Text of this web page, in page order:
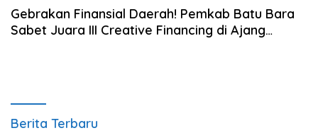
Gebrakan Finansial Daerah! Pemkab Batu Bara
Sabet Juara III Creative Financing di Ajang
Berita Terbaru